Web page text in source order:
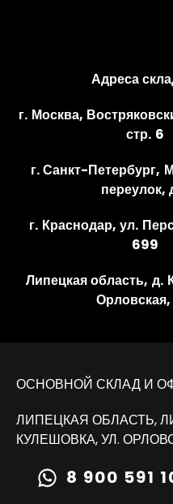
Адреса
г. Москва,
стр. 6
г. Санкт-Петербург,
переулок,
г. Краснодар, ул.
699
Липецкая область, д.
Орловская,
ОСНОВНОЙ СКЛАД И
ЛИПЕЦКАЯ ОБЛАСТЬ,
КУЛЕШОВКА, УЛ.
8 900 591